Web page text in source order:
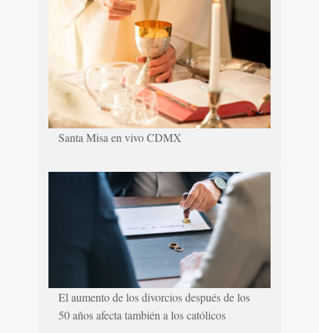
Santa Misa en vivo CDMX
El aumento de los divorcios después de los
50 años afecta también a los católicos